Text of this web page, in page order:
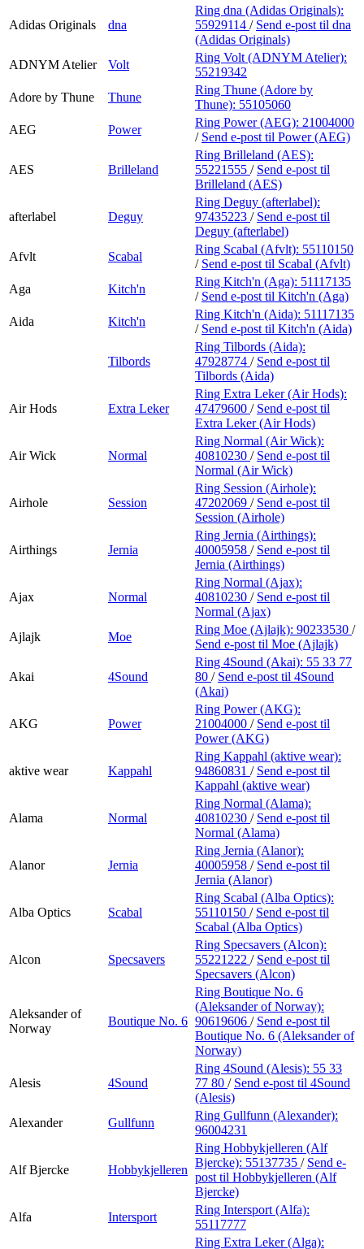
Adidas Originals dna
Ring dna (Adidas Originals):
55929114 / Send e-post til dna
(Adidas Originals)
ADNYM Atelier
Volt
Ring Volt (ADNYM Atelier):
55219342
Adore by Thune
Thune
Ring Thune (Adore by
Thune): 55105060
AEG
Power
Ring Power (AEG): 21004000
/ Send e-post til Power (AEG)
AES Brilleland
Ring Brilleland (AES):
55221555 / Send e-post til
Brilleland (AES)
afterlabel Deguy
Ring Deguy (afterlabel):
97435223 / Send e-post til
Deguy (afterlabel)
Afvlt
Scabal
Ring Scabal (Afvlt): 55110150
/ Send e-post til Scabal (Afvlt)
Aga
Kitch'n
Ring Kitch'n (Aga): 51117135
/ Send e-post til Kitch'n (Aga)
Aida
Kitch'n
Ring Kitch'n (Aida): 51117135
/ Send e-post til Kitch'n (Aida)
Tilbords
Ring Tilbords (Aida):
47928774 / Send e-post til
Tilbords (Aida)
Air Hods Extra Leker
Ring Extra Leker (Air Hods):
47479600 / Send e-post til
Extra Leker (Air Hods)
Air Wick Normal
Ring Normal (Air Wick):
40810230 / Send e-post til
Normal (Air Wick)
Airhole Session
Ring Session (Airhole):
47202069 / Send e-post til
Session (Airhole)
Airthings Jernia
Ring Jernia (Airthings):
40005958 / Send e-post til
Jernia (Airthings)
Ajax Normal
Ring Normal (Ajax):
40810230 / Send e-post til
Normal (Ajax)
Ajlajk
Moe
Ring Moe (Ajlajk): 90233530 /
Send e-post til Moe (Ajlajk)
Akai 4Sound
Ring 4Sound (Akai): 55 33 77
80 / Send e-post til 4Sound
(Akai)
AKG Power
Ring Power (AKG):
21004000 / Send e-post til
Power (AKG)
aktive wear Kappahl
Ring Kappahl (aktive wear):
94860831 / Send e-post til
Kappahl (aktive wear)
Alama Normal
Ring Normal (Alama):
40810230 / Send e-post til
Normal (Alama)
Alanor Jernia
Ring Jernia (Alanor):
40005958 / Send e-post til
Jernia (Alanor)
Alba Optics Scabal
Ring Scabal (Alba Optics):
55110150 / Send e-post til
Scabal (Alba Optics)
Alcon Specsavers
Ring Specsavers (Alcon):
55221222 / Send e-post til
Specsavers (Alcon)
Aleksander of
Norway
Boutique No. 6
Ring Boutique No. 6
(Aleksander of Norway):
90619606 / Send e-post til
Boutique No. 6 (Aleksander of
Norway)
Alesis 4Sound
Ring 4Sound (Alesis): 55 33
77 80 / Send e-post til 4Sound
(Alesis)
Alexander
Gullfunn
Ring Gullfunn (Alexander):
96004231
Alf Bjercke Hobbykjelleren
Ring Hobbykjelleren (Alf
Bjercke): 55137735 / Send e-
post til Hobbykjelleren (Alf
Bjercke)
Alfa
Intersport
Ring Intersport (Alfa):
55117777
Ring Extra Leker (Alga):